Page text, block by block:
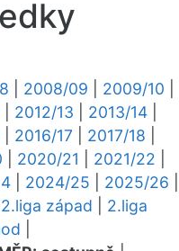
2008/09 2009/10
2012/13 2013/14
2016/17 2017/18
2020/21 2021/22
2024/25 2025/26
2.liga západ
2.liga